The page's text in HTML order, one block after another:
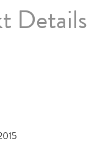
Details